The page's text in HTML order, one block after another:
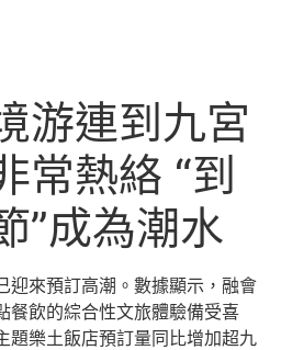
游連到九宮
常熱絡 “到
”成為潮水
迎來預訂高潮。數據顯示，融會
餐飲的綜合性文旅體驗備受喜
題樂土飯店預訂量同比增加超九